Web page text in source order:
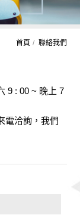
首頁 聯絡我們
9 : 00 ~ 晚上 7
電洽詢，我們